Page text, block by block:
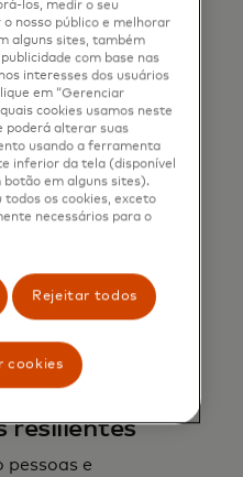
resilientes
pessoas e
los, medir o seu
nosso público e melhorar
alguns sites, também
com base nas
interesses dos usuários
em “Gerenciar
cookies usamos neste
poderá alterar suas
usando a ferramenta
inferior da tela (disponível
botão em alguns sites).
todos os cookies, exceto
necessários para o
Rejeitar todos
cookies